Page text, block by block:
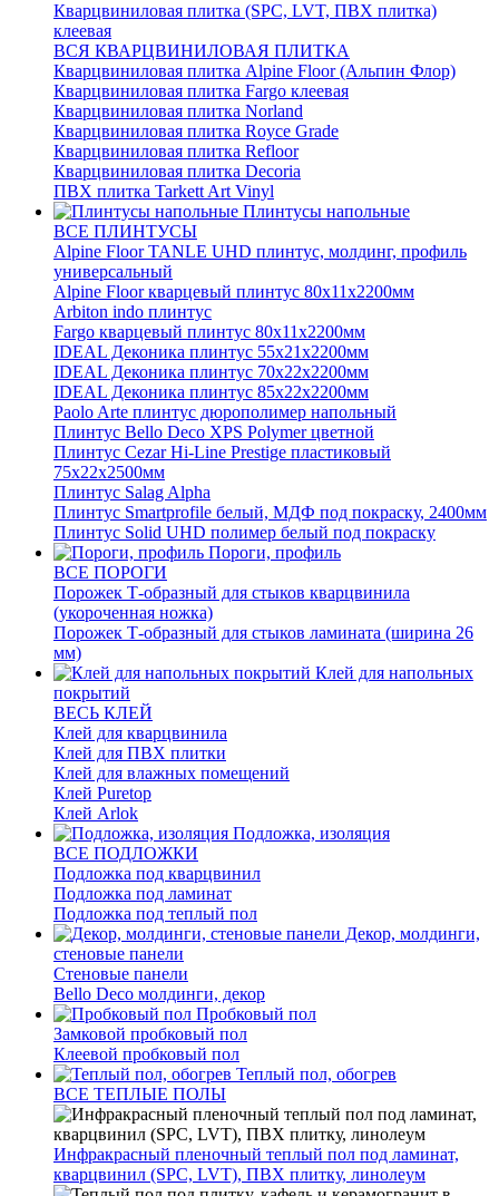
Кварцвиниловая плитка (SPC, LVT, ПВХ плитка)
клеевая
ВСЯ КВАРЦВИНИЛОВАЯ ПЛИТКА
Кварцвиниловая плитка Alpine Floor (Альпин Флор)
Кварцвиниловая плитка Fargo клеевая
Кварцвиниловая плитка Norland
Кварцвиниловая плитка Royce Grade
Кварцвиниловая плитка Refloor
Кварцвиниловая плитка Decoria
ПВХ плитка Tarkett Art Vinyl
Плинтусы напольные
ВСЕ ПЛИНТУСЫ
Alpine Floor TANLE UHD плинтус, молдинг, профиль
универсальный
Alpine Floor кварцевый плинтус 80х11х2200мм
Arbiton indo плинтус
Fargo кварцевый плинтус 80х11х2200мм
IDEAL Деконика плинтус 55х21х2200мм
IDEAL Деконика плинтус 70х22х2200мм
IDEAL Деконика плинтус 85х22х2200мм
Paolo Arte плинтус дюрополимер напольный
Плинтус Bello Deco XPS Polymer цветной
Плинтус Cezar Hi-Line Prestige пластиковый
75х22х2500мм
Плинтус Salag Alpha
Плинтус Smartprofile белый, МДФ под покраску, 2400мм
Плинтус Solid UHD полимер белый под покраску
Пороги, профиль
ВСЕ ПОРОГИ
Порожек Т-образный для стыков кварцвинила
(укороченная ножка)
Порожек Т-образный для стыков ламината (ширина 26
мм)
Клей для напольных
покрытий
ВЕСЬ КЛЕЙ
Клей для кварцвинила
Клей для ПВХ плитки
Клей для влажных помещений
Клей Puretop
Клей Arlok
Подложка, изоляция
ВСЕ ПОДЛОЖКИ
Подложка под кварцвинил
Подложка под ламинат
Подложка под теплый пол
Декор, молдинги,
стеновые панели
Стеновые панели
Bello Deco молдинги, декор
Пробковый пол
Замковой пробковый пол
Клеевой пробковый пол
Теплый пол, обогрев
ВСЕ ТЕПЛЫЕ ПОЛЫ
Инфракрасный пленочный теплый пол под ламинат,
кварцвинил (SPC, LVT), ПВХ плитку, линолеум